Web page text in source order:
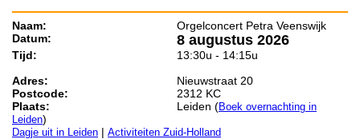
Naam:
Orgelconcert Petra Veenswijk
Datum:
8 augustus 2026
Tijd:
13:30u - 14:15u
Adres:
Nieuwstraat 20
Postcode:
2312 KC
Plaats:
Leiden (Boek overnachting in
Leiden)
Dagje uit in Leiden | Activiteiten Zuid-Holland